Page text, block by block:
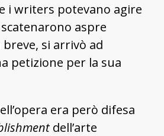
i writers potevano agire
aspre
si arrivò ad
petizione per la sua
era però difesa
dell’arte